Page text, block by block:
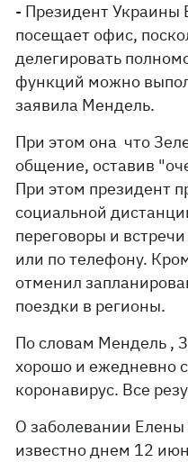
- Президент Украины
посещает офис,
делегировать
функций можно
заявила Мендель.
При этом она что
общение, оставив
При этом президент
социальной
переговоры и
или по телефону.
отменил
поездки в регионы.
По словам Мендель ,
хорошо и ежедневно
коронавирус. Все
О заболевании Елены
известно днем 12